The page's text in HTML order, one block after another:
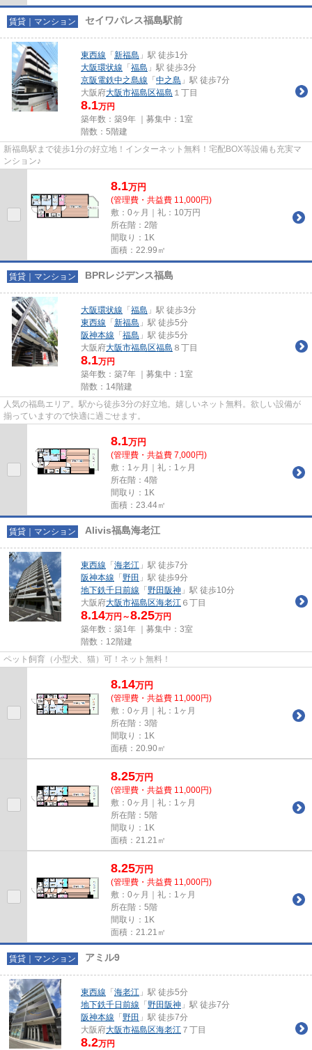
賃貸｜マンション セイワパレス福島駅前
東西線 「 新福島 」駅 徒歩1分
大阪環状線 「 福島 」駅 徒歩3分
京阪電鉄中之島線 「 中之島 」駅 徒歩7分
大阪府大阪市福島区福島 １丁目
8.1万円
築年数：築9年 ｜募集中： 1室
階数：5階建
新福島駅まで徒歩1分の好立地！インターネット無料！宅配BOX等設備も充実マ
ンション♪
8.1万円
(管理費・共益費 11,000円)
敷：0ヶ月｜礼：10万円
所在階：2階
間取り：1K
面積：22.99㎡
賃貸｜マンション BPRレジデンス福島
大阪環状線 「 福島 」駅 徒歩3分
東西線 「 新福島 」駅 徒歩5分
阪神本線 「 福島 」駅 徒歩5分
大阪府大阪市福島区福島 ８丁目
8.1万円
築年数：築7年 ｜募集中： 1室
階数：14階建
人気の福島エリア。駅から徒歩3分の好立地。嬉しいネット無料。欲しい設備が
揃っていますので快適に過ごせます。
8.1万円
(管理費・共益費 7,000円)
敷：1ヶ月｜礼：1ヶ月
所在階：4階
間取り：1K
面積：23.44㎡
賃貸｜マンション Alivis福島海老江
東西線 「 海老江 」駅 徒歩7分
阪神本線 「 野田 」駅 徒歩9分
地下鉄千日前線 「 野田阪神 」駅 徒歩10分
大阪府大阪市福島区海老江 ６丁目
8.14万円～8.25万円
築年数：築1年 ｜募集中： 3室
階数：12階建
ペット飼育（小型犬、猫）可！ネット無料！
8.14万円
(管理費・共益費 11,000円)
敷：0ヶ月｜礼：1ヶ月
所在階：3階
間取り：1K
面積：20.90㎡
8.25万円
(管理費・共益費 11,000円)
敷：0ヶ月｜礼：1ヶ月
所在階：5階
間取り：1K
面積：21.21㎡
8.25万円
(管理費・共益費 11,000円)
敷：0ヶ月｜礼：1ヶ月
所在階：5階
間取り：1K
面積：21.21㎡
賃貸｜マンション アミル9
東西線 「 海老江 」駅 徒歩5分
地下鉄千日前線 「 野田阪神 」駅 徒歩7分
阪神本線 「 野田 」駅 徒歩7分
大阪府大阪市福島区海老江 ７丁目
8.2万円